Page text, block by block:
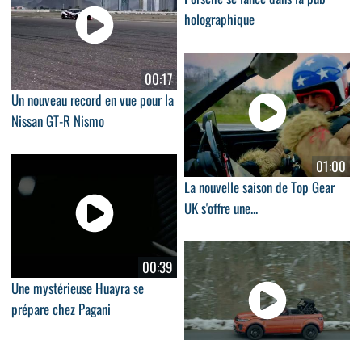
holographique
00:17
Un nouveau record en vue pour la
Nissan GT-R Nismo
01:00
La nouvelle saison de Top Gear
UK s'offre une...
00:39
Une mystérieuse Huayra se
prépare chez Pagani